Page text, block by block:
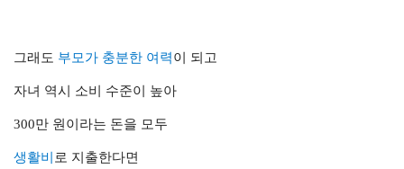
그래도 부모가 충분한 여력이 되고
자녀 역시 소비 수준이 높아
300만 원이라는 돈을 모두
생활비 로 지출한다면